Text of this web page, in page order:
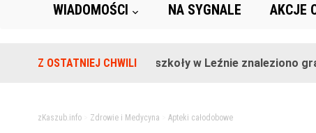
WIADOMOŚCI NA SYGNALE AKCJE
Z OSTATNIEJ CHWILI
Na terenie szkoły w Leźnie znaleziono
zKaszub.info> Zdrowie i Medycyna Apteki całodobowe